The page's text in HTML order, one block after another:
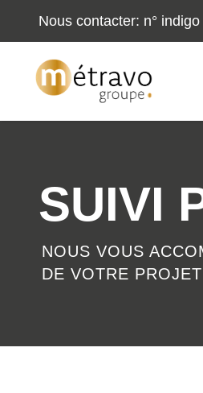
Nous contacter: n° indigo
Metravo Group.
SUIVI
NOUS VOUS
DE VOTRE PROJET